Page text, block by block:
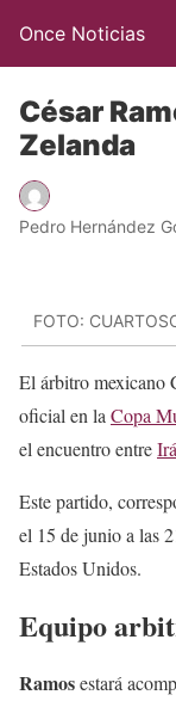
Once Noticias
César
Zelanda
Pedro Hernández
FOTO:
El árbitro mexicano
oficial en laCopa
el encuentro entre
Este partido,
el 15 de junio a las
Estados Unidos.
Equipo
Ramosestará